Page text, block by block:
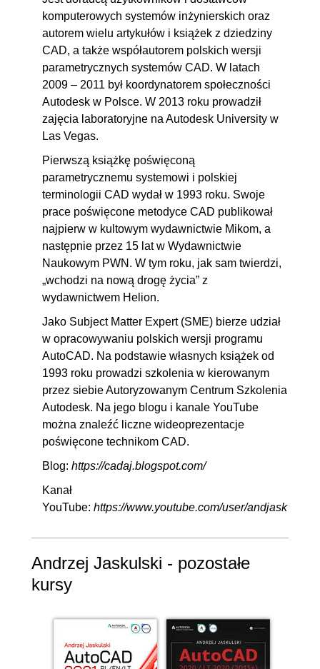
komputerowych systemów inżynierskich oraz
autorem wielu artykułów i książek z dziedziny
CAD, a także współautorem polskich wersji
parametrycznych systemów CAD. W latach
2009 – 2011 był koordynatorem społeczności
Autodesk w Polsce. W 2013 roku prowadził
zajęcia laboratoryjne na Autodesk University w
Las Vegas.
Pierwszą książkę poświęconą
parametrycznemu systemowi i polskiej
terminologii CAD wydał w 1993 roku. Swoje
prace poświęcone metodyce CAD publikował
najpierw w kultowym wydawnictwie Mikom, a
następnie przez 15 lat w Wydawnictwie
Naukowym PWN. W tym roku, jak sam twierdzi,
„wchodzi na nową drogę życia” z
wydawnictwem Helion.
Jako Subject Matter Expert (SME) bierze udział
w opracowywaniu polskich wersji programu
AutoCAD. Na podstawie własnych książek od
1993 roku prowadzi szkolenia w kierowanym
przez siebie Autoryzowanym Centrum Szkolenia
Autodesk. Na jego blogu i kanale YouTube
można znaleźć liczne wideoprezentacje
poświęcone technikom CAD.
Blog: https://cadaj.blogspot.com/
Kanał
YouTube: https://www.youtube.com/user/andjask
Andrzej Jaskulski - pozostałe
kursy